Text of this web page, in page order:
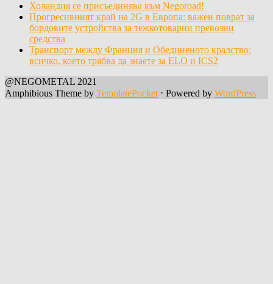
Холандия се присъединява към Negoroad!
Прогресивният край на 2G в Европа: важен поврат за
бордовите устройства за тежкотоварни превозни
средства
Транспорт между Франция и Обединеното кралство:
всичко, което трябва да знаете за ELO и ICS2
@NEGOMETAL 2021
Amphibious Theme by TemplatePocket ⋅ Powered by WordPress